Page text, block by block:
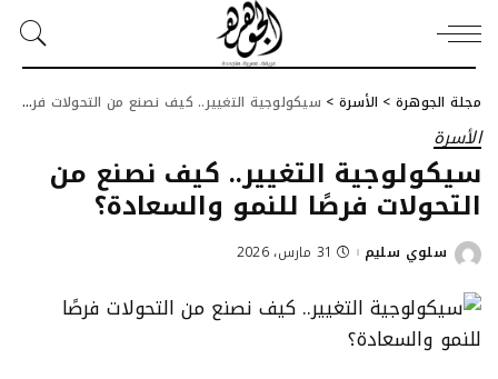
مجلة الجوهرة > الأسرة > سيكولوجية التغيير.. كيف نصنع من التحولات فرصًا للنمو والسعادة؟
الأسرة
سيكولوجية التغيير.. كيف نصنع من
التحولات فرصًا للنمو والسعادة؟
Posted
سلوي سليم 31 مارس، 2026